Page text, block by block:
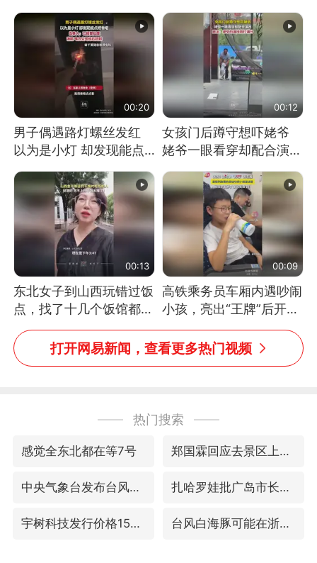
长大：挖了140多朵
震惊 （视频来源：参考
消息）
00:20
男子偶遇路灯螺丝发红
以为是小灯 却发现能点
燃香烟 当事人：已报警
处理
00:12
女孩门后蹲守想吓姥爷
姥爷一眼看穿却配合演出
网友：姥爷的演技我打满
分
00:13
东北女子到山西玩错过饭
点，找了十几个饭馆都没
开门：午休到几点
00:09
高铁乘务员车厢内遇吵闹
小孩，亮出“王牌”后开启
一键静音
打开网易新闻，查看更多热门视频
热门搜索
感觉全东北都在等7号 郑国霖回应去景区上班被保安拦下
中央气象台发布台风黄色预警 扎哈罗娃批广岛市长不提美国原子弹
宇树科技发行价格150.80元/股 台风白海豚可能在浙闽沿海登陆